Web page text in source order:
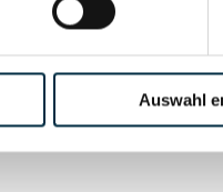
Auswahl